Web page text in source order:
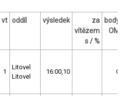
vt oddíl výsledek
za
vítězem
s / %
body
OM
1
Litovel
Litovel
16:00,10 0